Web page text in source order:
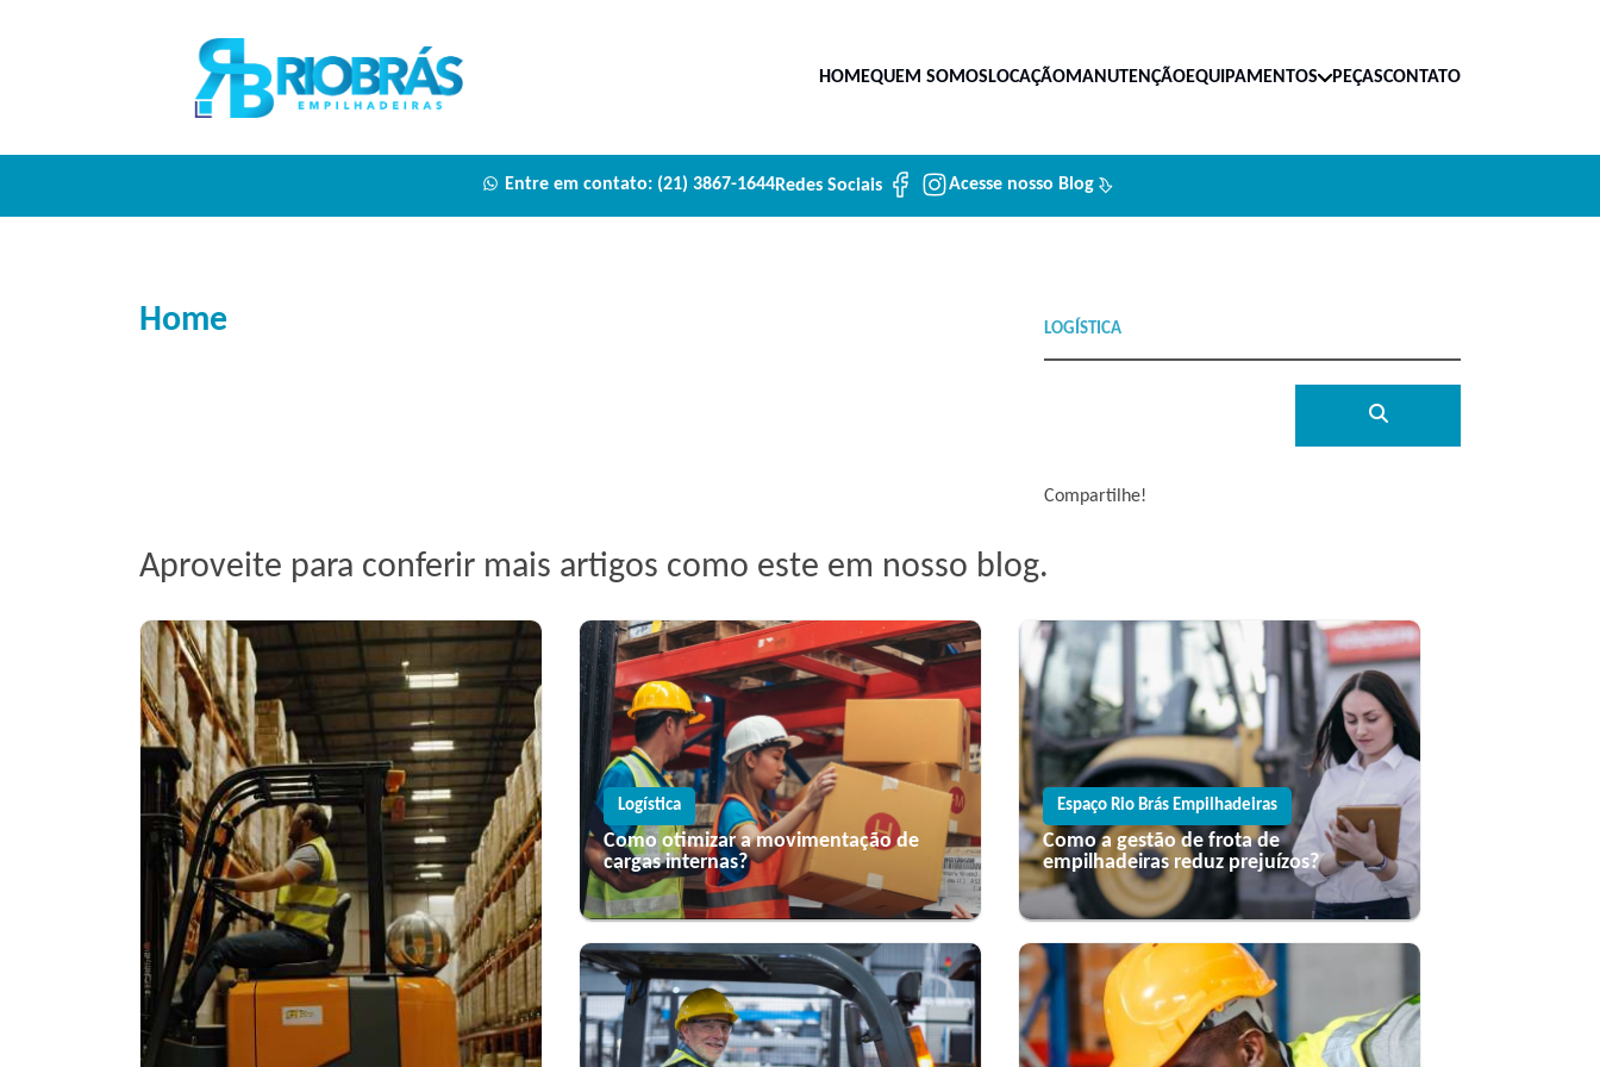
HOMEQUEM SOMOS LOCAÇÃOMANUTENÇÃOEQUIPAMENTOS PEÇASCONTATO
Entre em contato: (21) 3867-1644Redes Sociais Acesse nosso Blog
Home
Compartilhe!
Aproveite para conferir mais artigos como este em nosso blog.
Logística
Como otimizar a movimentação de
cargas internas?
Espaço Rio Brás Empilhadeiras
Como a gestão de frota de
empilhadeiras reduz prejuízos?